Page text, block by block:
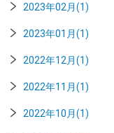
2023年02月(1)
2023年01月(1)
2022年12月(1)
2022年11月(1)
2022年10月(1)